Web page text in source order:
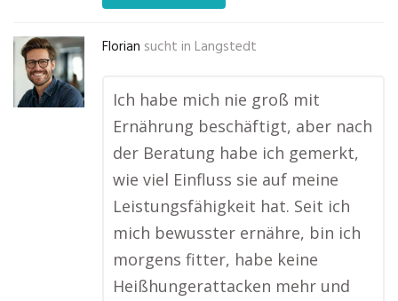
Florian sucht in Langstedt
Ich habe mich nie groß mit
Ernährung beschäftigt, aber nach
der Beratung habe ich gemerkt,
wie viel Einfluss sie auf meine
Leistungsfähigkeit hat. Seit ich
mich bewusster ernähre, bin ich
morgens fitter, habe keine
Heißhungerattacken mehr und